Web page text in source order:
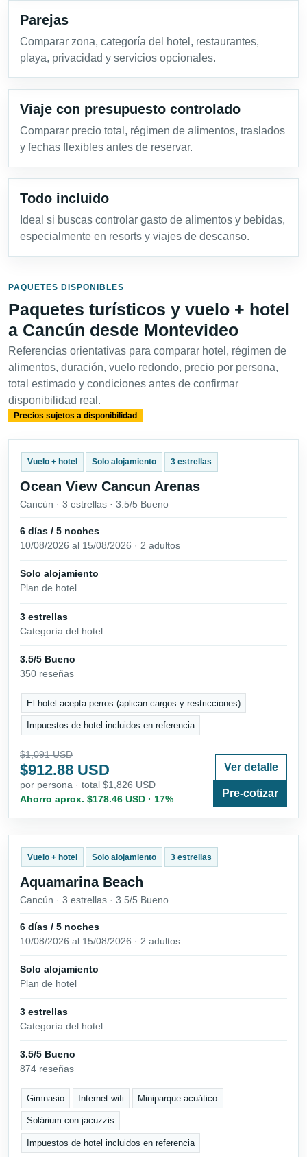
Parejas
Comparar zona, categoría del hotel, restaurantes,
playa, privacidad y servicios opcionales.
Viaje con presupuesto controlado
Comparar precio total, régimen de alimentos, traslados
y fechas flexibles antes de reservar.
Todo incluido
Ideal si buscas controlar gasto de alimentos y bebidas,
especialmente en resorts y viajes de descanso.
PAQUETES DISPONIBLES
Paquetes turísticos y vuelo + hotel
a Cancún desde Montevideo
Referencias orientativas para comparar hotel, régimen de
alimentos, duración, vuelo redondo, precio por persona,
total estimado y condiciones antes de confirmar
disponibilidad real.
Precios sujetos a disponibilidad
Vuelo + hotel Solo alojamiento 3 estrellas
Ocean View Cancun Arenas
Cancún · 3 estrellas · 3.5/5 Bueno
6 días / 5 noches
10/08/2026 al 15/08/2026 · 2 adultos
Solo alojamiento
Plan de hotel
3 estrellas
Categoría del hotel
3.5/5 Bueno
350 reseñas
El hotel acepta perros (aplican cargos y restricciones)
Impuestos de hotel incluidos en referencia
$1,091 USD
$912.88 USD
por persona · total $1,826 USD
Ahorro aprox. $178.46 USD · 17%
Ver detalle
Pre-cotizar
Vuelo + hotel Solo alojamiento 3 estrellas
Aquamarina Beach
Cancún · 3 estrellas · 3.5/5 Bueno
6 días / 5 noches
10/08/2026 al 15/08/2026 · 2 adultos
Solo alojamiento
Plan de hotel
3 estrellas
Categoría del hotel
3.5/5 Bueno
874 reseñas
Gimnasio Internet wifi Miniparque acuático
Solárium con jacuzzis
Impuestos de hotel incluidos en referencia